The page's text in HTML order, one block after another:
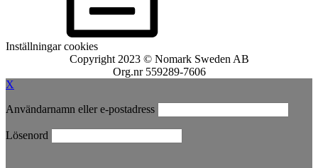
Inställningar cookies
Copyright 2023 © Nomark Sweden AB
Org.nr 559289-7606
X
Användarnamn eller e-postadress
Lösenord